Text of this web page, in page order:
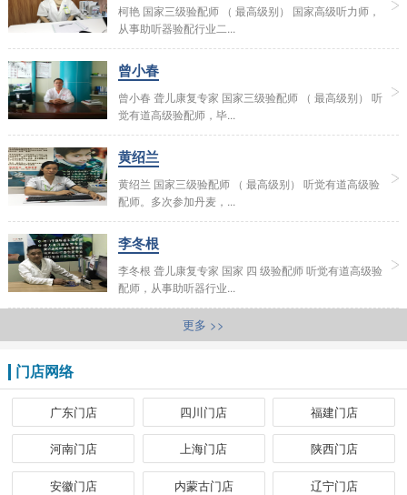
柯艳 国家三级验配师 （ 最高级别） 国家高级听力师，
从事助听器验配行业二...
曾小春
曾小春 聋儿康复专家 国家三级验配师 （ 最高级别） 听
觉有道高级验配师，毕...
黄绍兰
黄绍兰 国家三级验配师 （ 最高级别） 听觉有道高级验
配师。多次参加丹麦，...
李冬根
李冬根 聋儿康复专家 国家 四 级验配师 听觉有道高级验
配师，从事助听器行业...
更多 >>
门店网络
广东门店 四川门店 福建门店
河南门店 上海门店 陕西门店
安徽门店 内蒙古门店 辽宁门店